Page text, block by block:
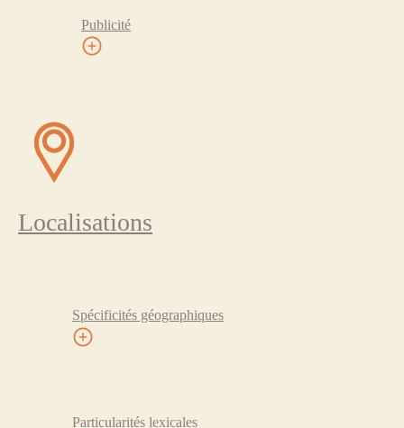
Publicité
Localisations
Spécificités géographiques
Particularités lexicales